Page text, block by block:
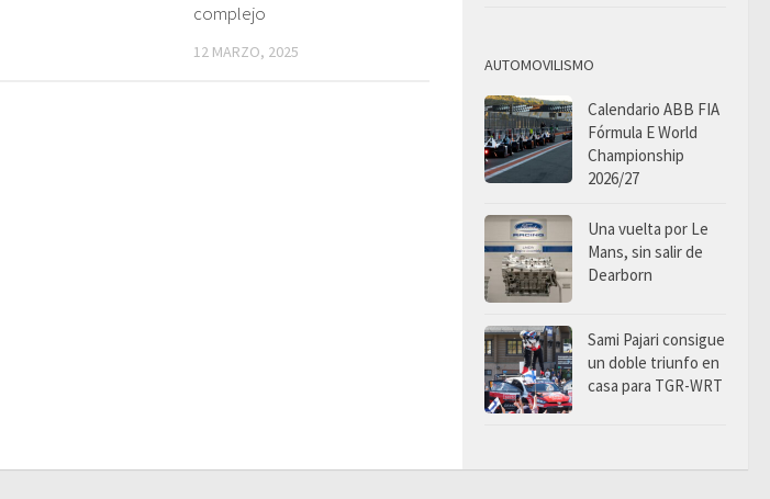
complejo
12 MARZO, 2025
AUTOMOVILISMO
Calendario ABB FIA
Fórmula E World
Championship
2026/27
Una vuelta por Le
Mans, sin salir de
Dearborn
Sami Pajari consigue
un doble triunfo en
casa para TGR-WRT